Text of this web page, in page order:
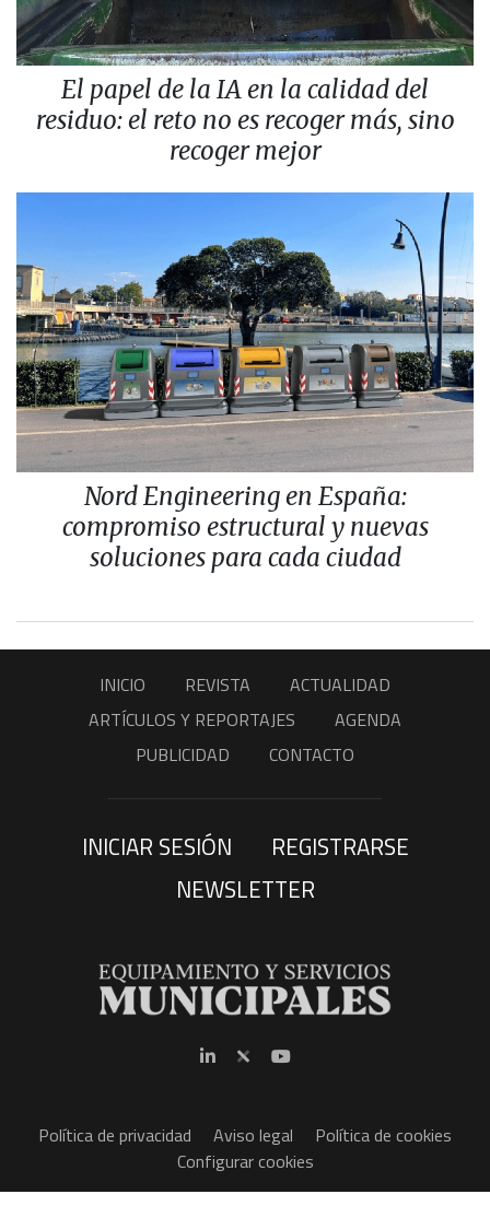
El papel de la IA en la calidad del
residuo: el reto no es recoger más, sino
recoger mejor
Nord Engineering en España:
compromiso estructural y nuevas
soluciones para cada ciudad
INICIO REVISTA
ACTUALIDAD
ARTÍCULOS Y REPORTAJES
AGENDA
PUBLICIDAD
CONTACTO
INICIAR SESIÓN
REGISTRARSE
NEWSLETTER
Política de privacidad Aviso legal
Política de cookies
Configurar cookies